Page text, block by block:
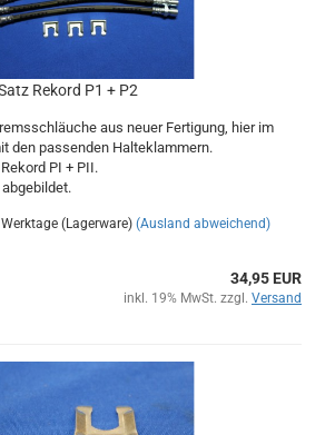
Rekord P1 + P2
aus neuer Fertigung, hier im
den passenden Halteklammern.
PI + PII.
(Lagerware) (Ausland abweichend)
34,95 EUR
inkl. 19% MwSt. zzgl. Versand